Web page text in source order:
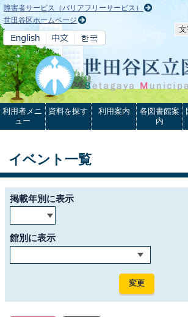
本文へ
障害者サービス（バリアフリーサービス）
世田谷区ホームページ
利用者メニ
ュー
資料を探す 利用案内
各図書館案
内
イベント一覧
掲載年別に表示
館別に表示